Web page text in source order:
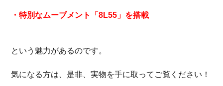
・特別なムーブメント「8L55」を搭載
という魅力があるのです。
気になる方は、是非、実物を手に取ってご覧ください！